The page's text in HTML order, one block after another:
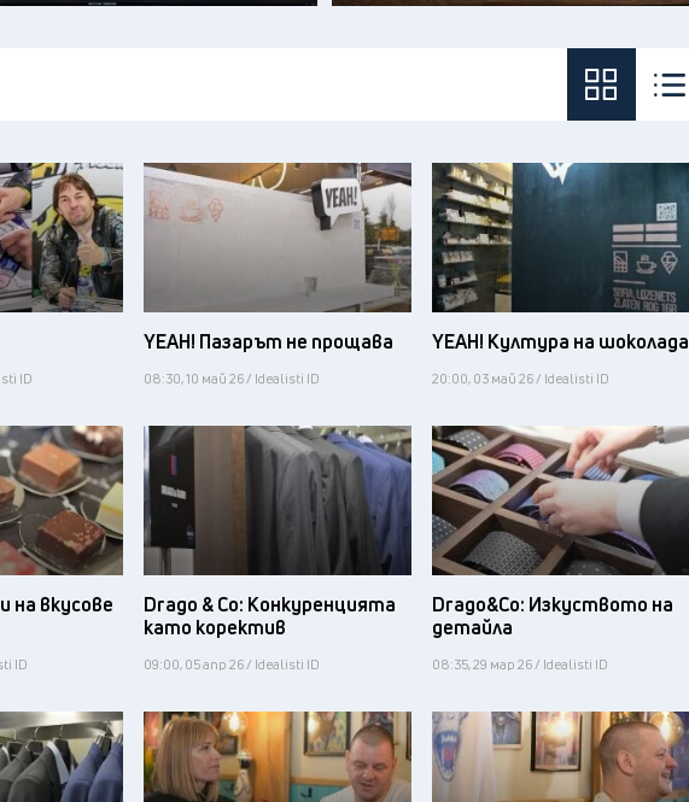
ID
YEAH! Пазарът не прощава
08:30, 10 май 26 / Idealisti ID
YEAH! Култура на шоколада
20:00, 03 май 26 / Idealisti ID
на вкусове
ID
Drago & Co: Конкуренцията
като коректив
09:00, 05 апр 26 / Idealisti ID
Drago&Co: Изкуството на
детайла
08:35, 29 мар 26 / Idealisti ID